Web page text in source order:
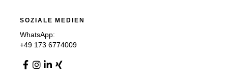
SOZIALE MEDIEN
WhatsApp:
+49 173 6774009